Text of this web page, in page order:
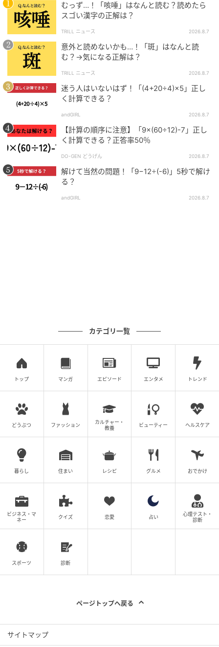
むっず…！「咳唾」はなんと読む？読めたら
スゴい漢字の正解は？
TRILL ニュース 2026.8.7
意外と読めないかも…！「斑」はなんと読
む？→気になる正解は？
TRILL ニュース 2026.8.7
迷う人はいないはず！「(4+20÷4)×5」正し
く計算できる？
andGIRL 2026.8.7
【計算の順序に注意】「9×(60÷12)-7」正し
く計算できる？正答率50％
DO-GEN どうげん 2026.8.7
解けて当然の問題！「9−12÷(-6)」5秒で解け
る？
andGIRL 2026.8.7
カテゴリ一覧
トップ マンガ エピソード エンタメ トレンド
どうぶつ ファッション
カルチャー・
教養
ビューティー ヘルスケア
暮らし 住まい レシピ グルメ おでかけ
ビジネス・マ
ネー
クイズ 恋愛 占い
心理テスト・
診断
スポーツ 診断
ページトップへ戻る
サイトマップ